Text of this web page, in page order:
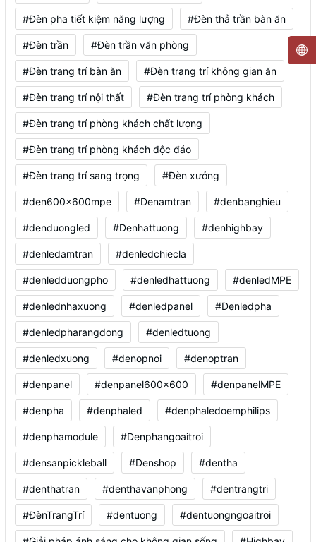
#Đèn pha tiết kiệm năng lượng #Đèn thả trần bàn ăn
#Đèn trần #Đèn trần văn phòng
#Đèn trang trí bàn ăn #Đèn trang trí không gian ăn
#Đèn trang trí nội thất #Đèn trang trí phòng khách
#Đèn trang trí phòng khách chất lượng
#Đèn trang trí phòng khách độc đáo
#Đèn trang trí sang trọng #Đèn xưởng
#den600x600mpe #Denamtran #denbanghieu
#denduongled #Denhattuong #denhighbay
#denledamtran #denledchiecla
#denledduongpho #denledhattuong #denledMPE
#denlednhaxuong #denledpanel #Denledpha
#denledpharangdong #denledtuong
#denledxuong #denopnoi #denoptran
#denpanel #denpanel600x600 #denpanelMPE
#denpha #denphaled #denphaledoemphilips
#denphamodule #Denphangoaitroi
#densanpickleball #Denshop #dentha
#denthatran #denthavanphong #dentrangtri
#ĐènTrangTrí #dentuong #dentuongngoaitroi